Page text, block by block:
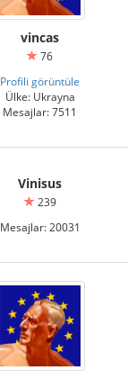
vincas
76
Profili görüntüle
Ülke: Ukrayna
Mesajlar: 7511
Vinisus
239
Mesajlar: 20031